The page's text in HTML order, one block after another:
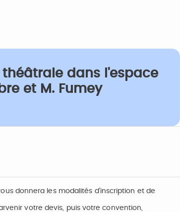
dans l'espace
et M. Fumey
donnera les modalités d’inscription et de
votre devis, puis votre convention,